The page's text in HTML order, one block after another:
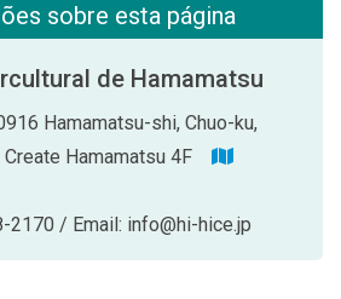
sobre esta página
de Hamamatsu
Hamamatsu-shi, Chuo-ku,
Create Hamamatsu 4F
2170 / Email: info@hi-hice.jp